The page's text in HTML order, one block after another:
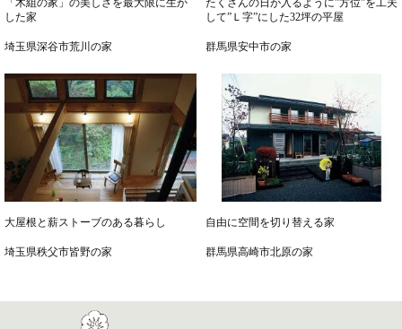
「木組の家」の美しさを最大限に生か
した家
埼玉県深谷市荒川の家
たくさんの日が入るように”方位”を工夫
して”Ｌ字”にした32坪の平屋
群馬県安中市の家
大屋根と薪ストーブのある暮らし
埼玉県秩父市皆野の家
自由に空間を切り替える家
群馬県高崎市北原の家